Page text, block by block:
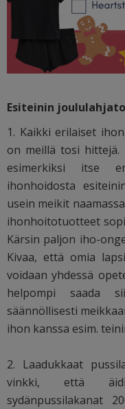
Esiteinin
1. Kaikki erilaiset
on meillä tosi
esimerkiksi itse
ihonhoidosta
usein meikit
ihonhoitotuotteet
Kärsin paljon iho-
Kivaa, että omia
voidaan yhdessä
helpompi saada
säännöllisesti
ihon kanssa esim.
2. Laadukkaat
vinkki, että
sydänpussilakanat